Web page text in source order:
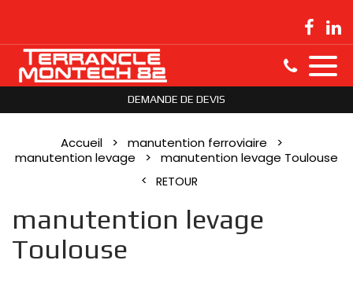
DEMANDE DE DEVIS
Accueil
manutention ferroviaire
manutention levage
manutention levage Toulouse
RETOUR
manutention levage
Toulouse